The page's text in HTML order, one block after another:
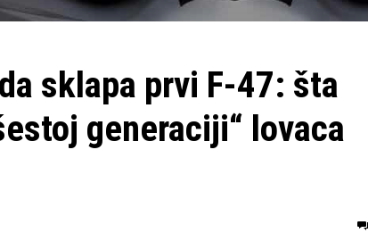
sklapa prvi F-47: šta
generaciji“ lovaca